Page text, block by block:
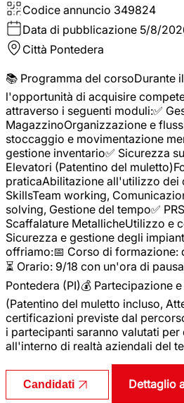
Codice annuncio 349824
Data di pubblicazione 5/8/
Città Pontedera
📚 Programma del corsoDurante
l'opportunità di acquisire
attraverso i seguenti moduli:✅
MagazzinoOrganizzazione e
stoccaggio e movimentazione
gestione inventario✅ Sicurezza
Elevatori (Patentino del
praticaAbilitazione all'utilizzo dei
SkillsTeam working,
solving, Gestione del tempo✅
Scaffalature MetallicheUtilizzo e
Sicurezza e gestione degli
offriamo:📅 Corso di formazione:
⏳ Orario: 9/18 con un'ora di
Pontedera (PI)💰 Partecipazione
(Patentino del muletto incluso,
certificazioni previste dal
i partecipanti saranno valutati
all'interno di realtà aziendali del
Candidati Dettaglio